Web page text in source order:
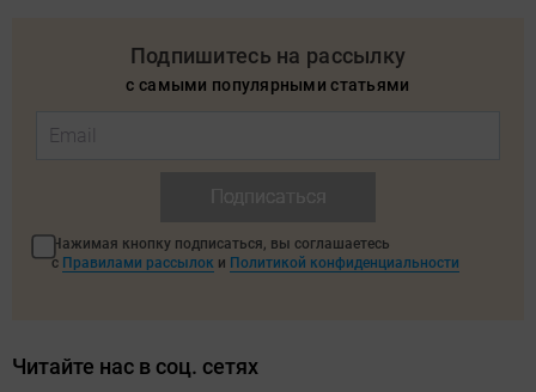
Подпишитесь на рассылку
с самыми популярными статьями
Нажимая кнопку подписаться, вы соглашаетесь
с Правилами рассылок и Политикой конфиденциальности
Читайте нас в соц. сетях